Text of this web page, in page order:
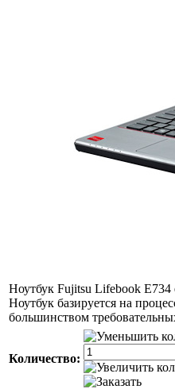
Ноутбук Fujitsu Lifebook E734
Ноутбук базируется на
большинством
Количество: